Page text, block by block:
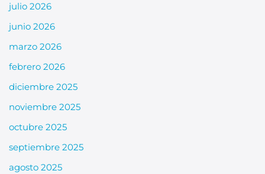
julio 2026
junio 2026
marzo 2026
febrero 2026
diciembre 2025
noviembre 2025
octubre 2025
septiembre 2025
agosto 2025